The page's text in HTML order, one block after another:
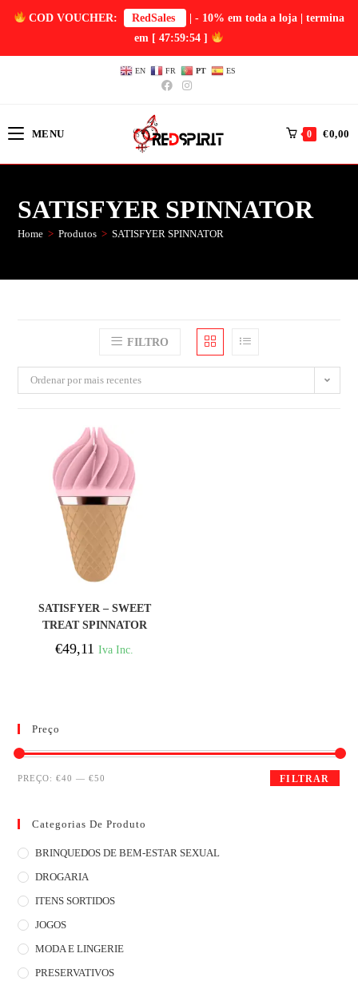
COD VOUCHER: RedSales
| - 10% em toda a loja | termina
em [ 47:59:54 ]
EN FR PT ES
MENU 0 €0,00
SATISFYER SPINNATOR
Home > Produtos > SATISFYER SPINNATOR
FILTRO
Ordenar por mais recentes
SATISFYER – SWEET
TREAT SPINNATOR
MARROM E ROSA
€49,11 Iva Inc.
Preço
FILTRAR
PREÇO:€40 —€50
Categorias De Produto
BRINQUEDOS DE BEM-ESTAR SEXUAL
DROGARIA
ITENS SORTIDOS
JOGOS
MODA E LINGERIE
PRESERVATIVOS